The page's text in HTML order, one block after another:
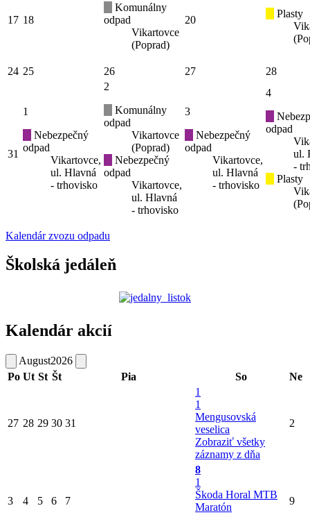
17 18
Komunálny
odpad
Vikartovce
(Poprad)
20
Plasty
24 25 26 27 28
31
1
Nebezpečný
odpad
Vikartovce,
ul. Hlavná
- trhovisko
2
Komunálny
odpad
Vikartovce
(Poprad)
Nebezpečný
odpad
Vikartovce,
ul. Hlavná
- trhovisko
3
Nebezpečný
odpad
Vikartovce,
ul. Hlavná
- trhovisko
4
odpad
ul.
-
Plasty
Kalendár zvozu odpadu
Školská jedáleň
Kalendár akcií
August2026
Po Ut St Št Pia So Ne
27 28 29 30 31
1
1
Mengusovská
veselica
Zobraziť všetky
záznamy z dňa
2
3 4 5 6 7
8
1
Škoda Horal MTB
Maratón
9